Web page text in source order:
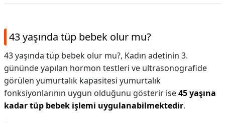
43 yaşında tüp bebek olur mu?
43 yaşında tüp bebek olur mu?, Kadın adetinin 3.
gününde yapılan hormon testleri ve ultrasonografide
görülen yumurtalık kapasitesi yumurtalık
fonksiyonlarının uygun olduğunu gösterir ise45 yaşına
kadar tüp bebek işlemi uygulanabilmektedir.